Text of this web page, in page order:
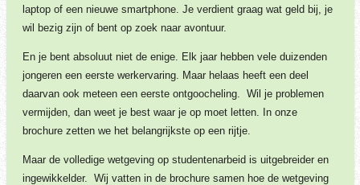
laptop of een nieuwe smartphone. Je verdient graag wat geld bij, je
wil bezig zijn of bent op zoek naar avontuur.
En je bent absoluut niet de enige. Elk jaar hebben vele duizenden
jongeren een eerste werkervaring. Maar helaas heeft een deel
daarvan ook meteen een eerste ontgoocheling. Wil je problemen
vermijden, dan weet je best waar je op moet letten. In onze
brochure zetten we het belangrijkste op een rijtje.
Maar de volledige wetgeving op studentenarbeid is uitgebreider en
ingewikkelder. Wij vatten in de brochure samen hoe de wetgeving